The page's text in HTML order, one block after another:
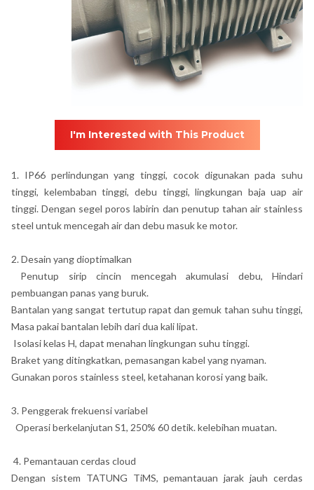
I'm Interested with This Product
1. IP66 perlindungan yang tinggi, cocok digunakan pada suhu
tinggi, kelembaban tinggi, debu tinggi, lingkungan baja uap air
tinggi. Dengan segel poros labirin dan penutup tahan air stainless
steel untuk mencegah air dan debu masuk ke motor.
2. Desain yang dioptimalkan
Penutup sirip cincin mencegah akumulasi debu, Hindari
pembuangan panas yang buruk.
Bantalan yang sangat tertutup rapat dan gemuk tahan suhu tinggi,
Masa pakai bantalan lebih dari dua kali lipat.
Isolasi kelas H, dapat menahan lingkungan suhu tinggi.
Braket yang ditingkatkan, pemasangan kabel yang nyaman.
Gunakan poros stainless steel, ketahanan korosi yang baik.
3. Penggerak frekuensi variabel
Operasi berkelanjutan S1, 250% 60 detik. kelebihan muatan.
4. Pemantauan cerdas cloud
Dengan sistem TATUNG TiMS, pemantauan jarak jauh cerdas